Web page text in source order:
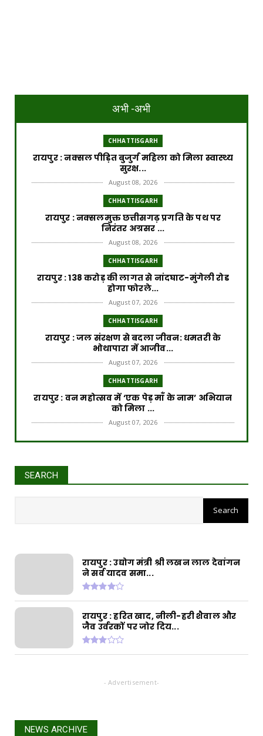
अभी -अभी
CHHATTISGARH
रायपुर : नक्सल पीड़ित बुजुर्ग महिला को मिला स्वास्थ्य
सुरक्ष...
August 08, 2026
CHHATTISGARH
रायपुर : नक्सलमुक्त छत्तीसगढ़ प्रगति के पथ पर
निरंतर अग्रसर ...
August 08, 2026
CHHATTISGARH
रायपुर : 138 करोड़ की लागत से नांदघाट-मुंगेली रोड
होगा फोरले...
August 07, 2026
CHHATTISGARH
रायपुर : जल संरक्षण से बदला जीवन: धमतरी के
भोथापारा में आजीव...
August 07, 2026
CHHATTISGARH
रायपुर : वन महोत्सव में ‘एक पेड़ माँ के नाम’ अभियान
को मिला ...
August 07, 2026
CHHATTISGARH
August 07, 2026
CHHATTISGARH
रायपुर : विकसित छत्तीसगढ़ की मजबूत नींव के लिए
पोषण एवं बाल ...
August 06, 2026
CHHATTISGARH
​रायपुर : ​छत्तीसगढ़ में खरीफ फसलों का डिजिटल
CHHATTISGARH
SEARCH
रायपुर : वर्ष 2024-25 में जल जीवन
मिशन के कार्यों के लिए राज्य सरकार दे
चुकी है 3000 करोड़ का अग्रिम राज्यांश
रायपुर : उद्योग मंत्री श्री लखन लाल देवांगन
ने सर्व यादव समा...
रायपुर : हरित खाद, नीली-हरी शैवाल और
जैव उर्वरकों पर जोर दिय...
- Advertisement-
NEWS ARCHIVE